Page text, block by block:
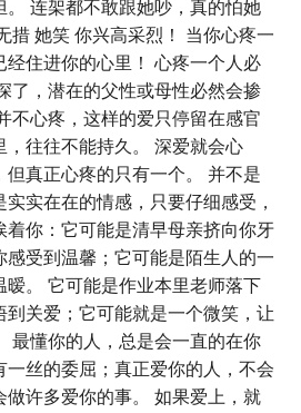
。 连架都不敢跟她吵，真的怕她
措 她笑 你兴高采烈！ 当你心疼一
经住进你的心里！ 心疼一个人必
了，潜在的父性或母性必然会掺
不心疼，这样的爱只停留在感官
，往往不能持久。 深爱就会心
真正心疼的只有一个。 并不是
实在在的情感，只要仔细感受，
着你：它可能是清早母亲挤向你牙
感受到温馨；它可能是陌生人的一
暧。 它可能是作业本里老师落下
到关爱；它可能就是一个微笑，让
最懂你的人，总是会一直的在你
丝的委屈；真正爱你的人，不会
做许多爱你的事。 如果爱上，就